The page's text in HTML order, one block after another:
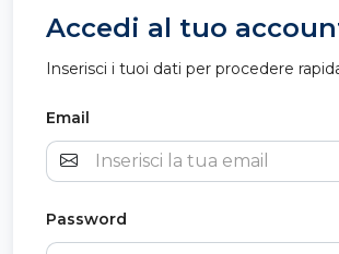
Accedi al tuo
Inserisci i tuoi dati per procedere
Email
Password